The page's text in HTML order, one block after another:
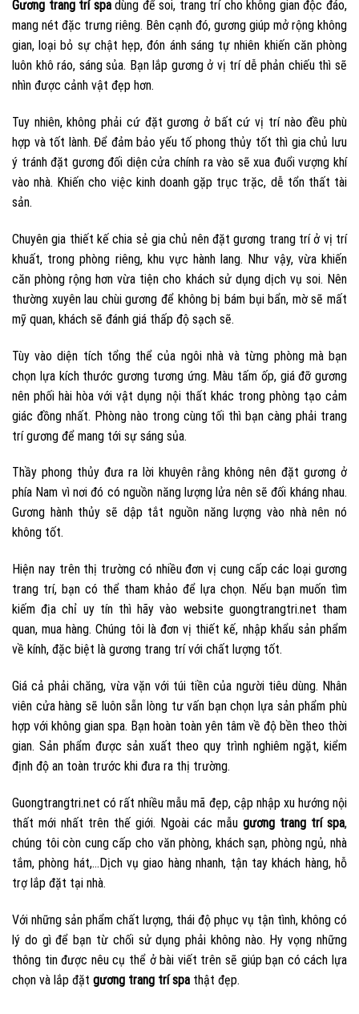
Gương trang trí spadùng để soi, trang trí cho không gian độc đáo,
mang nét đặc trưng riêng. Bên cạnh đó, gương giúp mở rộng không
gian, loại bỏ sự chật hẹp, đón ánh sáng tự nhiên khiến căn phòng
luôn khô ráo, sáng sủa. Bạn lắp gương ở vị trí dễ phản chiếu thì sẽ
nhìn được cảnh vật đẹp hơn.
Tuy nhiên, không phải cứ đặt gương ở bất cứ vị trí nào đều phù
hợp và tốt lành. Để đảm bảo yếu tố phong thủy tốt thì gia chủ lưu
ý tránh đặt gương đối diện cửa chính ra vào sẽ xua đuổi vượng khí
vào nhà. Khiến cho việc kinh doanh gặp trục trặc, dễ tổn thất tài
sản.
Chuyên gia thiết kế chia sẻ gia chủ nên đặt gương trang trí ở vị trí
khuất, trong phòng riêng, khu vực hành lang. Như vậy, vừa khiến
căn phòng rộng hơn vừa tiện cho khách sử dụng dịch vụ soi. Nên
thường xuyên lau chùi gương để không bị bám bụi bẩn, mờ sẽ mất
mỹ quan, khách sẽ đánh giá thấp độ sạch sẽ.
Tùy vào diện tích tổng thể của ngôi nhà và từng phòng mà bạn
chọn lựa kích thước gương tương ứng. Màu tấm ốp, giá đỡ gương
nên phối hài hòa với vật dụng nội thất khác trong phòng tạo cảm
giác đồng nhất. Phòng nào trong cùng tối thì bạn càng phải trang
trí gương để mang tới sự sáng sủa.
Thầy phong thủy đưa ra lời khuyên rằng không nên đặt gương ở
phía Nam vì nơi đó có nguồn năng lượng lửa nên sẽ đối kháng nhau.
Gương hành thủy sẽ dập tắt nguồn năng lượng vào nhà nên nó
không tốt.
Hiện nay trên thị trường có nhiều đơn vị cung cấp các loại gương
trang trí, bạn có thể tham khảo để lựa chọn. Nếu bạn muốn tìm
kiếm địa chỉ uy tín thì hãy vào website guongtrangtri.net tham
quan, mua hàng. Chúng tôi là đơn vị thiết kế, nhập khẩu sản phẩm
về kính, đặc biệt là gương trang trí với chất lượng tốt.
Giá cả phải chăng, vừa vặn với túi tiền của người tiêu dùng. Nhân
viên cửa hàng sẽ luôn sẵn lòng tư vấn bạn chọn lựa sản phẩm phù
hợp với không gian spa. Bạn hoàn toàn yên tâm về độ bền theo thời
gian. Sản phẩm được sản xuất theo quy trình nghiêm ngặt, kiểm
định độ an toàn trước khi đưa ra thị trường.
Guongtrangtri.net có rất nhiều mẫu mã đẹp, cập nhập xu hướng nội
thất mới nhất trên thế giới. Ngoài các mẫu gương trang trí spa,
chúng tôi còn cung cấp cho văn phòng, khách sạn, phòng ngủ, nhà
tắm, phòng hát,…Dịch vụ giao hàng nhanh, tận tay khách hàng, hỗ
trợ lắp đặt tại nhà.
Với những sản phẩm chất lượng, thái độ phục vụ tận tình, không có
lý do gì để bạn từ chối sử dụng phải không nào. Hy vọng những
thông tin được nêu cụ thể ở bài viết trên sẽ giúp bạn có cách lựa
chọn và lắp đặt gương trang trí spa thật đẹp.